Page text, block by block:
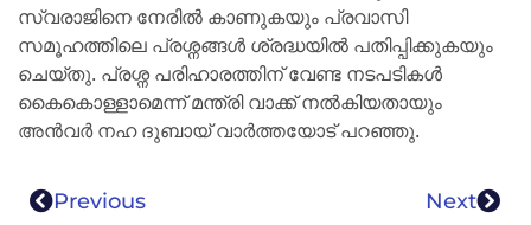
സ്വരാജിനെ നേരിൽ കാണുകയും പ്രവാസി
സമൂഹത്തിലെ പ്രശ്നങ്ങൾ ശ്രദ്ധയിൽ പതിപ്പിക്കുകയും
ചെയ്തു. പ്രശ്ന പരിഹാരത്തിന് വേണ്ട നടപടികൾ
കൈകൊള്ളാമെന്ന് മന്ത്രി വാക്ക് നൽകിയതായും
അൻവർ നഹ ദുബായ് വാർത്തയോട് പറഞ്ഞു.
Previous Next